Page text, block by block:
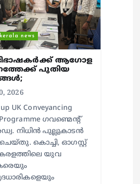
kerala news
ആഗോള
പുതിയ
2026
UK Conveyancing
ഗവണ്മെന്റ്
നിധിൻ പുല്ലുകാടൻ
കൊച്ചി, ഓഗസ്റ്റ്
യുവ